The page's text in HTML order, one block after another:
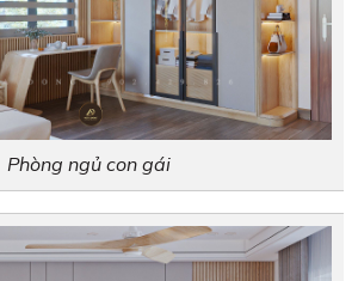
Phòng ngủ con gái